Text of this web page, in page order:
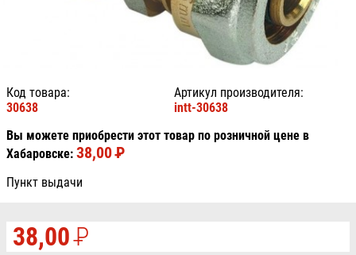
Код товара:
30638
Артикул производителя:
intt-30638
Вы можете приобрести этот товар по розничной цене в
Хабаровске: 38,00PУБ.
Пункт выдачи
38,00P